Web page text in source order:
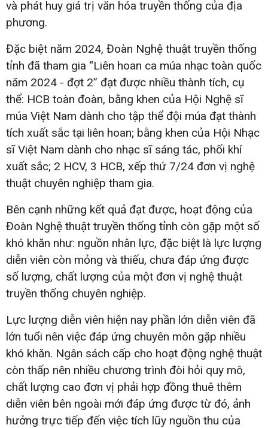
và phát huy giá trị văn hóa truyền thống của địa
phương.
Đặc biệt năm 2024, Đoàn Nghệ thuật truyền thống
tỉnh đã tham gia “Liên hoan ca múa nhạc toàn quốc
năm 2024 - đợt 2” đạt được nhiều thành tích, cụ
thể: HCB toàn đoàn, bằng khen của Hội Nghệ sĩ
múa Việt Nam dành cho tập thể đội múa đạt thành
tích xuất sắc tại liên hoan; bằng khen của Hội Nhạc
sĩ Việt Nam dành cho nhạc sĩ sáng tác, phối khí
xuất sắc; 2 HCV, 3 HCB, xếp thứ 7/24 đơn vị nghệ
thuật chuyên nghiệp tham gia.
Bên cạnh những kết quả đạt được, hoạt động của
Đoàn Nghệ thuật truyền thống tỉnh còn gặp một số
khó khăn như: nguồn nhân lực, đặc biệt là lực lượng
diễn viên còn mỏng và thiếu, chưa đáp ứng được
số lượng, chất lượng của một đơn vị nghệ thuật
truyền thống chuyên nghiệp.
Lực lượng diễn viên hiện nay phần lớn diễn viên đã
lớn tuổi nên việc đáp ứng chuyên môn gặp nhiều
khó khăn. Ngân sách cấp cho hoạt động nghệ thuật
còn thấp nên nhiều chương trình đòi hỏi quy mô,
chất lượng cao đơn vị phải hợp đồng thuê thêm
diễn viên bên ngoài mới đáp ứng được từ đó, ảnh
hưởng trực tiếp đến việc tích lũy nguồn thu của